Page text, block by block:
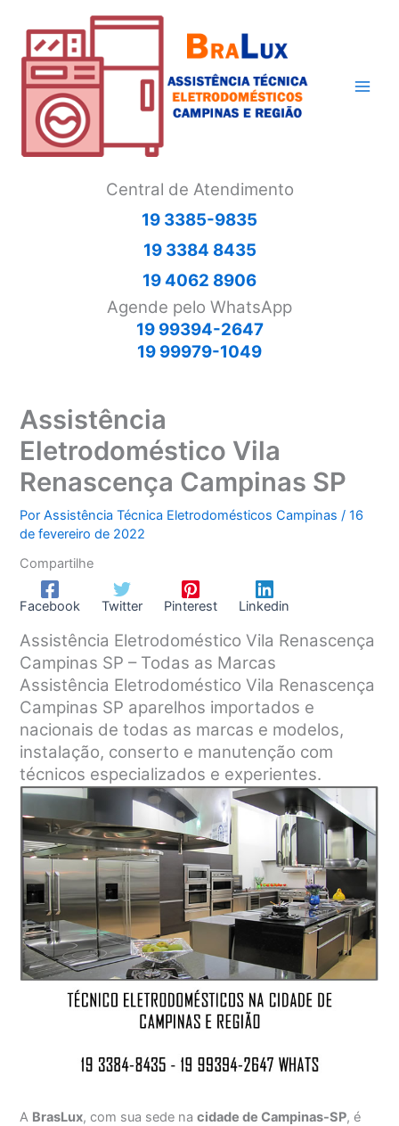
conteúdo
Central de Atendimento
19 3385-9835
19 3384 8435
19 4062 8906
Agende pelo WhatsApp
19 99394-2647
19 99979-1049
Assistência
Eletrodoméstico Vila
Renascença Campinas SP
PorAssistência Técnica Eletrodomésticos Campinas/16
de fevereiro de 2022
Compartilhe
Facebook Twitter Pinterest Linkedin
Assistência Eletrodoméstico Vila Renascença
Campinas SP – Todas as Marcas
Assistência Eletrodoméstico Vila Renascença
Campinas SP aparelhos importados e
nacionais de todas as marcas e modelos,
instalação, conserto e manutenção com
técnicos especializados e experientes.
A BrasLux, com sua sede nacidade de Campinas-SP, é